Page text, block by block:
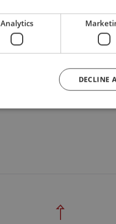
Analytics
DECLINE